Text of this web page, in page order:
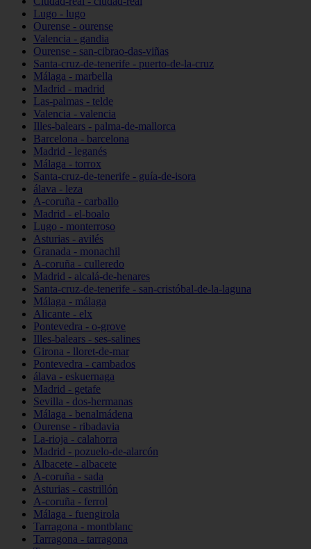
Lugo - lugo
Ourense - ourense
Valencia - gandia
Ourense - san-cibrao-das-viñas
Santa-cruz-de-tenerife - puerto-de-la-cruz
Málaga - marbella
Madrid - madrid
Las-palmas - telde
Valencia - valencia
Illes-balears - palma-de-mallorca
Barcelona - barcelona
Madrid - leganés
Málaga - torrox
Santa-cruz-de-tenerife - guía-de-isora
álava - leza
A-coruña - carballo
Madrid - el-boalo
Lugo - monterroso
Asturias - avilés
Granada - monachil
A-coruña - culleredo
Madrid - alcalá-de-henares
Santa-cruz-de-tenerife - san-cristóbal-de-la-laguna
Málaga - málaga
Alicante - elx
Pontevedra - o-grove
Illes-balears - ses-salines
Girona - lloret-de-mar
Pontevedra - cambados
álava - eskuernaga
Madrid - getafe
Sevilla - dos-hermanas
Málaga - benalmádena
Ourense - ribadavia
La-rioja - calahorra
Madrid - pozuelo-de-alarcón
Albacete - albacete
A-coruña - sada
Asturias - castrillón
A-coruña - ferrol
Málaga - fuengirola
Tarragona - montblanc
Tarragona - tarragona